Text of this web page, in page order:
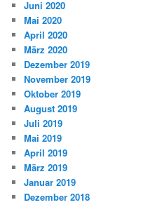
Juni 2020
Mai 2020
April 2020
März 2020
Dezember 2019
November 2019
Oktober 2019
August 2019
Juli 2019
Mai 2019
April 2019
März 2019
Januar 2019
Dezember 2018